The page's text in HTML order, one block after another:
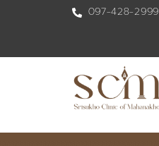
content
097-428-2999